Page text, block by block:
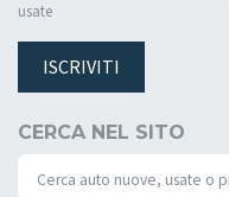
usate
ISCRIVITI
CERCA NEL SITO